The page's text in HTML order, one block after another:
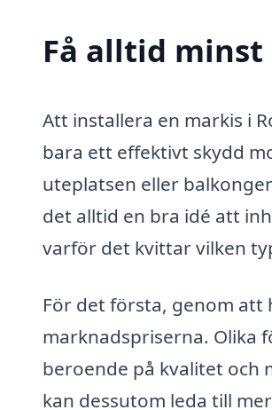
Få alltid minst
Att installera en markis i
bara ett effektivt skydd
uteplatsen eller
det alltid en bra idé att
varför det kvittar vilken
För det första, genom
marknadspriserna. Olika
beroende på kvalitet och
kan dessutom leda till